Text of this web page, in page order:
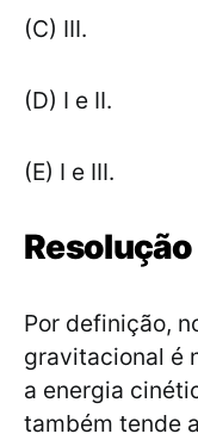
(C) III.
(D) I e II.
(E) I e III.
Por definição,
gravitacional é
a energia
também tende